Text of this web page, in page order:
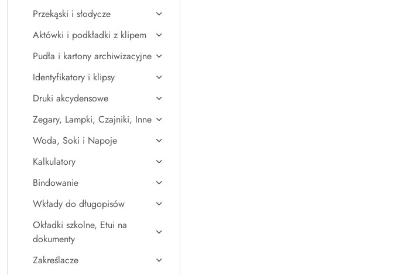
Przekąski i słodycze
Aktówki i podkładki z klipem
Pudła i kartony archiwizacyjne
Identyfikatory i klipsy
Druki akcydensowe
Zegary, Lampki, Czajniki, Inne
Woda, Soki i Napoje
Kalkulatory
Bindowanie
Wkłady do długopisów
Okładki szkolne, Etui na
dokumenty
Zakreślacze